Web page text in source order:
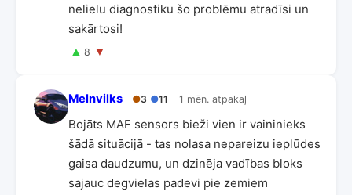
nelielu diagnostiku šo problēmu atradīsi un
sakārtosi!
▲ 8 ▼
Melnvilks ●3 ●11 1 mēn. atpakaļ
Bojāts MAF sensors bieži vien ir vaininieks
šādā situācijā - tas nolasa nepareizu ieplūdes
gaisa daudzumu, un dzinēja vadības bloks
sajauc degvielas padevi pie zemiem